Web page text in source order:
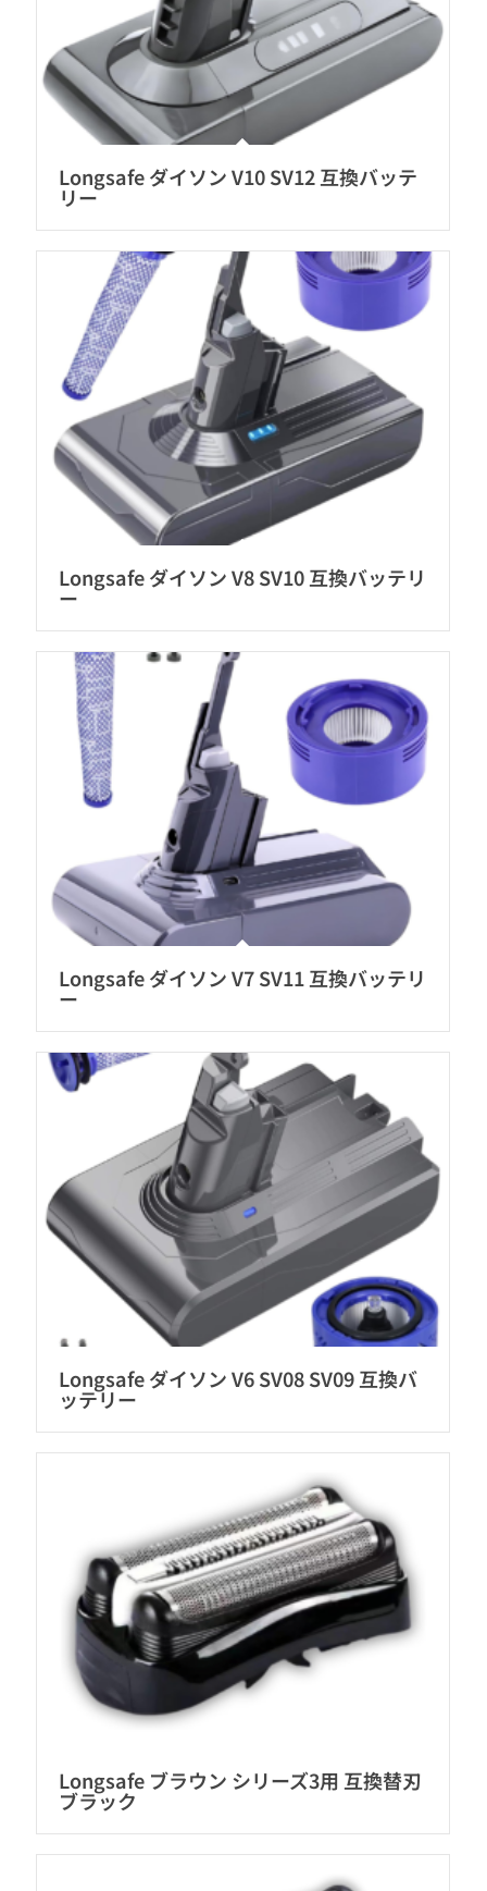
Longsafe ダイソン V10 SV12 互換バッテ
リー
Longsafe ダイソン V8 SV10 互換バッテリ
ー
Longsafe ダイソン V7 SV11 互換バッテリ
ー
Longsafe ダイソン V6 SV08 SV09 互換バ
ッテリー
Longsafe ブラウン シリーズ3用 互換替刃
ブラック